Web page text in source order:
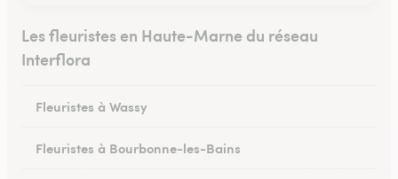
Les fleuristes en Haute-Marne du réseau
Interflora
Fleuristes à Wassy
Fleuristes à Bourbonne-les-Bains